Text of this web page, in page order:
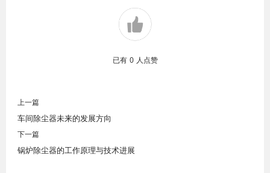
已有 0 人点赞
上一篇
车间除尘器未来的发展方向
下一篇
锅炉除尘器的工作原理与技术进展